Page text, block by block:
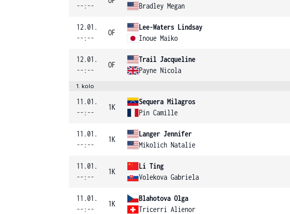
--:--
Bradley Megan
12.01.
--:--
OF
Lee-Waters Lindsay
Inoue Maiko
12.01.
--:--
OF
Trail Jacqueline
Payne Nicola
1. kolo
11.01.
--:--
1K
Sequera Milagros
Pin Camille
11.01.
--:--
1K
Langer Jennifer
Mikolich Natalie
11.01.
--:--
1K
Li Ting
Volekova Gabriela
11.01.
--:--
1K
Blahotova Olga
Tricerri Alienor